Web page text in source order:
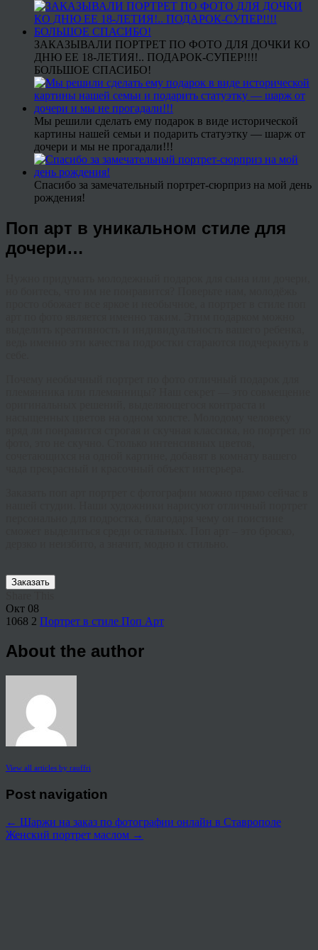
ЗАКАЗЫВАЛИ ПОРТРЕТ ПО ФОТО ДЛЯ ДОЧКИ КО
ДНЮ ЕЕ 18-ЛЕТИЯ!.. ПОДАРОК-СУПЕР!!!!
БОЛЬШОЕ СПАСИБО!
Мы решили сделать ему подарок в виде исторической
картины нашей семьи и подарить статуэтку — шарж от
дочери и мы не прогадали!!!
Спасибо за замечательный портрет-сюрприз на мой день
рождения!
Поп арт в уникальном стиле для
дочери…
Заказать
Окт 08
1068 2 Портрет в стиле Поп Арт
About the author
View all articles by rauffri
Post navigation
← Шаржи на заказ по фотографии онлайн в Ставрополе
Женский портрет маслом →